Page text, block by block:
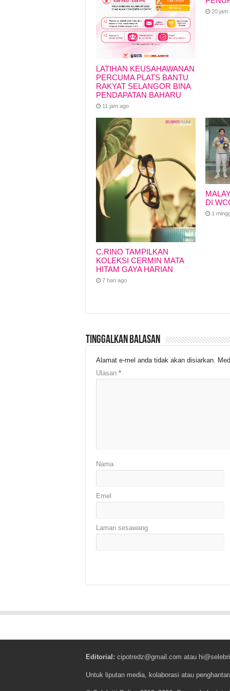
LATIHAN KEUSAHAWANAN
PERCUMA PLATS BANTU
RAKYAT SELANGOR BINA
PENDAPATAN BAHARU
11 jam ago
20 jam
C.RINO TAMPILKAN
KOLEKSI CERMIN MATA
HITAM GAYA HARIAN
7 hari ago
DI
1
Tinggalkan Balasan
Alamat e-mel anda tidak akan disiarkan.
Ulasan *
Nama
Emel
Laman sesawang
Editorial: cipotredz@gmail.com atau
Untuk liputan media, kolaborasi atau